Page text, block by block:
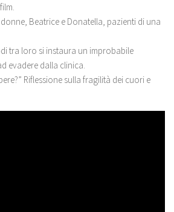
Beatrice e Donatella, pazienti di una
tra loro si instaura un improbabile
evadere dalla clinica.
Riflessione sulla fragilità dei cuori e